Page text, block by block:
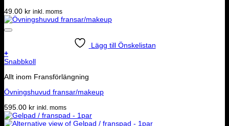
49.00 kr inkl. moms
Lägg till Önskelistan
+
Snabbkoll
Allt inom Fransförlängning
Övningshuvud fransar/makeup
595.00 kr inkl. moms